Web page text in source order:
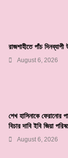
রাজশাহীতে পাঁচ
August 6, 2026
শেখ হাসিনাকে ফেরানোর
বিচার দাবি ইবি জিয়া
August 6, 2026